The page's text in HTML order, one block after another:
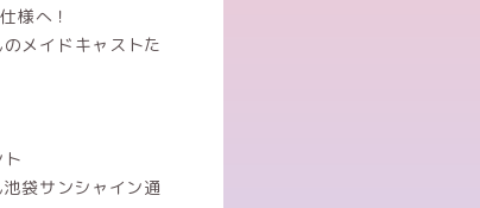
様へ！
メイドキャストた
袋サンシャイン通